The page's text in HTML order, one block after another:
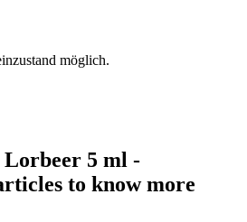
möglich.
Lorbeer 5 ml -
to know more